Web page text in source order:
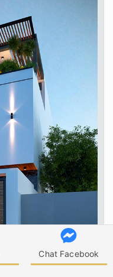
Chat Facebook